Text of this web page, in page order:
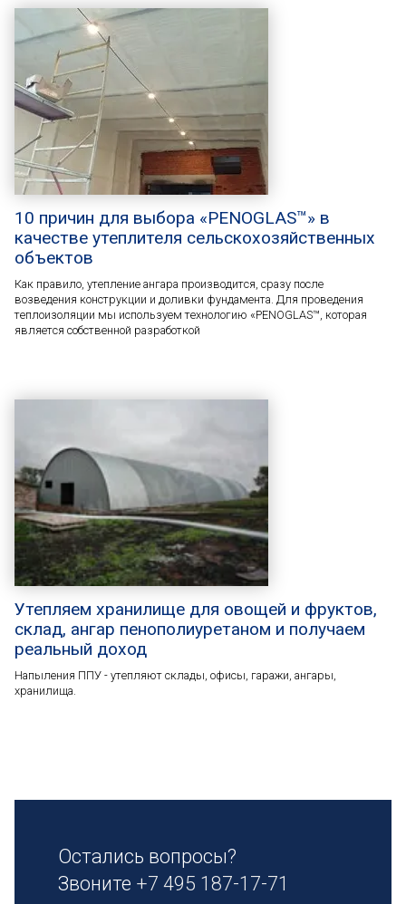
10 причин для выбора «PENOGLAS™» в
качестве утеплителя сельскохозяйственных
объектов
Как правило, утепление ангара производится, сразу после
возведения конструкции и доливки фундамента. Для проведения
теплоизоляции мы используем технологию «PENOGLAS™, которая
является собственной разработкой
Утепляем хранилище для овощей и фруктов,
склад, ангар пенополиуретаном и получаем
реальный доход
Напыления ППУ - утепляют склады, офисы, гаражи, ангары,
хранилища.
Остались вопросы?
Звоните +7 495 187-17-71